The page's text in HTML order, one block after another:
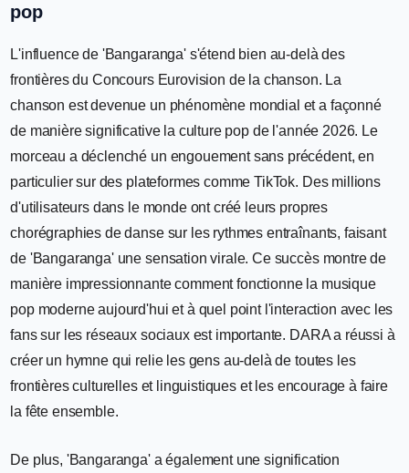
pop
L'influence de 'Bangaranga' s'étend bien au-delà des
frontières du Concours Eurovision de la chanson. La
chanson est devenue un phénomène mondial et a façonné
de manière significative la culture pop de l'année 2026. Le
morceau a déclenché un engouement sans précédent, en
particulier sur des plateformes comme TikTok. Des millions
d'utilisateurs dans le monde ont créé leurs propres
chorégraphies de danse sur les rythmes entraînants, faisant
de 'Bangaranga' une sensation virale. Ce succès montre de
manière impressionnante comment fonctionne la musique
pop moderne aujourd'hui et à quel point l'interaction avec les
fans sur les réseaux sociaux est importante. DARA a réussi à
créer un hymne qui relie les gens au-delà de toutes les
frontières culturelles et linguistiques et les encourage à faire
la fête ensemble.
De plus, 'Bangaranga' a également une signification